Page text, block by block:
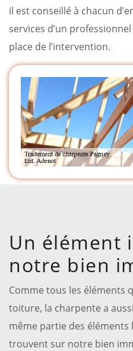
il est conseillé à chacun
services d’un
place de l’intervention.
Un élément
notre bien
Comme tous les éléments
toiture, la charpente a
même partie des
trouvent sur notre bien